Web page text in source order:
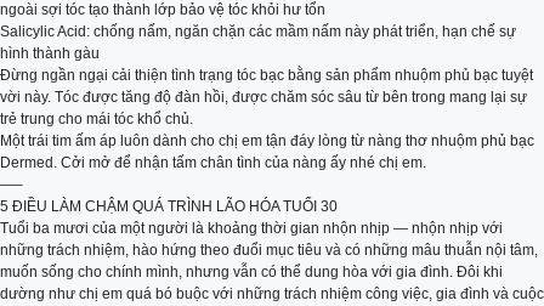
ngoài sợi tóc tạo thành lớp bảo vệ tóc khỏi hư tổn
Salicylic Acid: chống nấm, ngăn chặn các mầm nấm này phát triển, hạn chế sự
hình thành gàu
Đừng ngần ngại cải thiện tình trạng tóc bạc bằng sản phẩm nhuộm phủ bạc tuyệt
vời này. Tóc được tăng độ đàn hồi, được chăm sóc sâu từ bên trong mang lại sự
trẻ trung cho mái tóc khổ chủ.
Một trái tim ấm áp luôn dành cho chị em tận đáy lòng từ nàng thơ nhuộm phủ bạc
Dermed. Cởi mở để nhận tấm chân tình của nàng ấy nhé chị em.
—–
5 ĐIỀU LÀM CHẬM QUÁ TRÌNH LÃO HÓA TUỔI 30
Tuổi ba mươi của một người là khoảng thời gian nhộn nhịp — nhộn nhịp với
những trách nhiệm, hào hứng theo đuổi mục tiêu và có những mâu thuẫn nội tâm,
muốn sống cho chính mình, nhưng vẫn có thể dung hòa với gia đình. Đôi khi
dường như chị em quá bó buộc với những trách nhiệm công việc, gia đình và cuộc